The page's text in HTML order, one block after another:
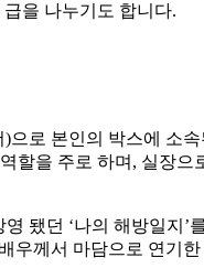
을 나누기도 합니다.
으로 본인의 박스에 소속
할을 주로 하며, 실장으
영 됐던 ‘나의 해방일지’
우께서 마담으로 연기